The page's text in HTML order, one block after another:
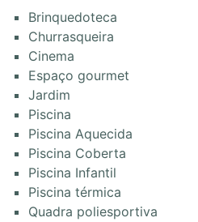
Brinquedoteca
Churrasqueira
Cinema
Espaço gourmet
Jardim
Piscina
Piscina Aquecida
Piscina Coberta
Piscina Infantil
Piscina térmica
Quadra poliesportiva